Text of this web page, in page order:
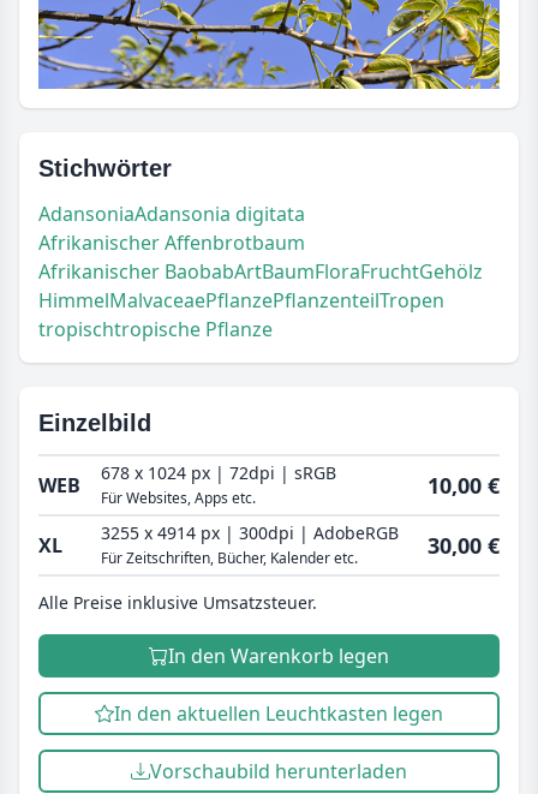
Stichwörter
AdansoniaAdansonia digitata
Afrikanischer Affenbrotbaum
Afrikanischer BaobabArtBaumFloraFruchtGehölz
HimmelMalvaceaePflanzePflanzenteilTropen
tropischtropische Pflanze
Einzelbild
WEB 678 x 1024 px | 72dpi | sRGB
Für Websites, Apps etc. 10,00 €
XL 3255 x 4914 px | 300dpi | AdobeRGB
Für Zeitschriften, Bücher, Kalender etc. 30,00 €
Alle Preise inklusive Umsatzsteuer.
In den Warenkorb legen
In den aktuellen Leuchtkasten legen
Vorschaubild herunterladen